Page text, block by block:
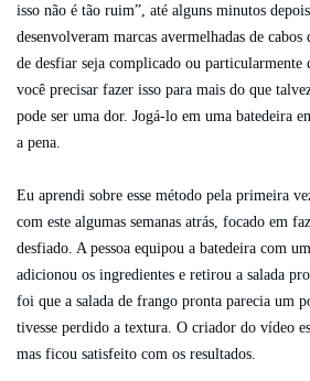
isso não é tão ruim”, até alguns minutos
desenvolveram marcas avermelhadas de
de desfiar seja complicado ou particularmente
você precisar fazer isso para mais do que
pode ser uma dor. Jogá-lo em uma batedeira
a pena.
Eu aprendi sobre esse método pela primeira
com este algumas semanas atrás, focado em
desfiado. A pessoa equipou a batedeira com
adicionou os ingredientes e retirou a salada
foi que a salada de frango pronta parecia um
tivesse perdido a textura. O criador do vídeo
mas ficou satisfeito com os resultados.